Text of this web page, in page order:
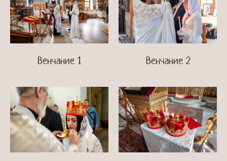
Венчание 1 Венчание 2